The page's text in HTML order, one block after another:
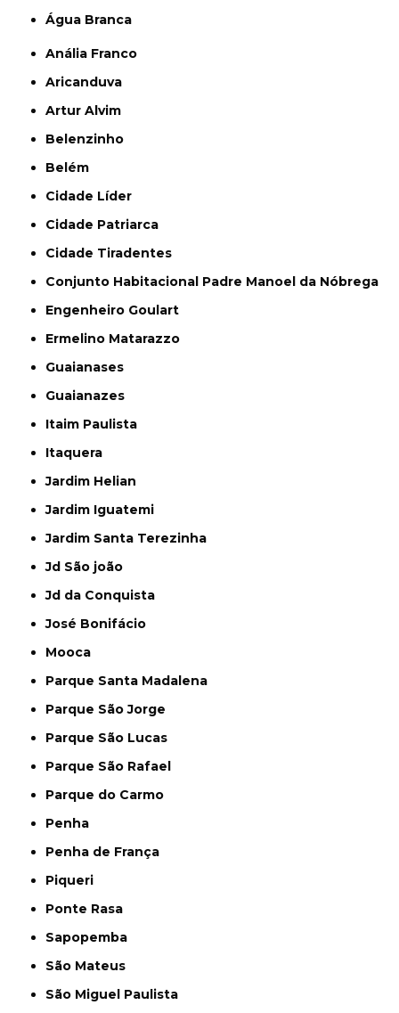
Água Branca
Anália Franco
Aricanduva
Artur Alvim
Belenzinho
Belém
Cidade Líder
Cidade Patriarca
Cidade Tiradentes
Conjunto Habitacional Padre Manoel da Nóbrega
Engenheiro Goulart
Ermelino Matarazzo
Guaianases
Guaianazes
Itaim Paulista
Itaquera
Jardim Helian
Jardim Iguatemi
Jardim Santa Terezinha
Jd São joão
Jd da Conquista
José Bonifácio
Mooca
Parque Santa Madalena
Parque São Jorge
Parque São Lucas
Parque São Rafael
Parque do Carmo
Penha
Penha de França
Piqueri
Ponte Rasa
Sapopemba
São Mateus
São Miguel Paulista